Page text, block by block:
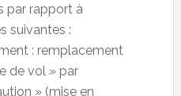
par rapport à
suivantes :
: remplacement
de vol » par
» (mise en